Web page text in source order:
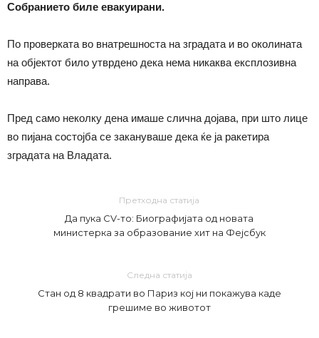
Собранието биле евакуирани.
По проверката во внатрешноста на зградата и во околината
на објектот било утврдено дека нема никаква експлозивна
направа.
Пред само неколку дена имаше слична дојава, при што лице
во пијана состојба се закануваше дека ќе ја ракетира
зградата на Владата.
Претходна статија
Да пука CV-то: Биографијата од новата
министерка за образование хит на Фејсбук
Следна статија
Стан од 8 квадрати во Париз кој ни покажува каде
грешиме во животот